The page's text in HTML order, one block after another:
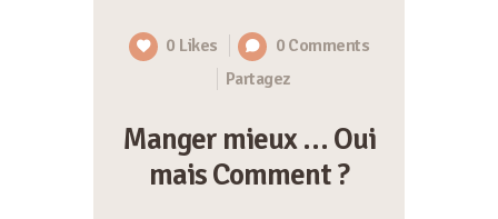
0 Likes 0 Comments
Partagez
Manger mieux … Oui
mais Comment ?